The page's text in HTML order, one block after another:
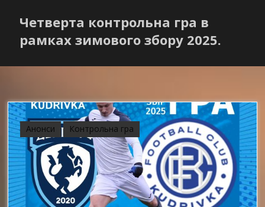
Четверта контрольна гра в
рамках зимового збору 2025.
Анонси Контрольна гра